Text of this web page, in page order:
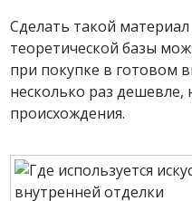
Сделать такой
теоретической базы
при покупке в готовом
несколько раз
происхождения.